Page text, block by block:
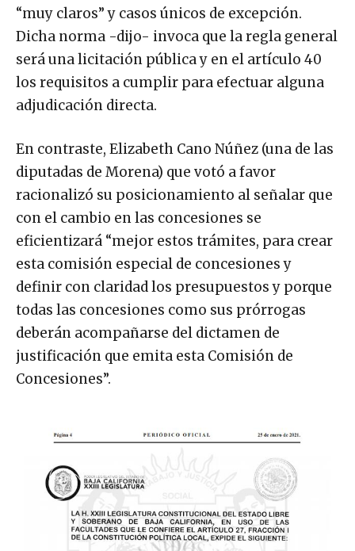
“muy claros” y casos únicos de excepción.
Dicha norma -dijo- invoca que la regla general
será una licitación pública y en el artículo 40
los requisitos a cumplir para efectuar alguna
adjudicación directa.
En contraste, Elizabeth Cano Núñez (una de las
diputadas de Morena) que votó a favor
racionalizó su posicionamiento al señalar que
con el cambio en las concesiones se
eficientizará “mejor estos trámites, para crear
esta comisión especial de concesiones y
definir con claridad los presupuestos y porque
todas las concesiones como sus prórrogas
deberán acompañarse del dictamen de
justificación que emita esta Comisión de
Concesiones”.